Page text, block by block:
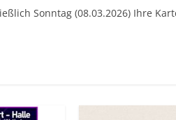
Sonntag (08.03.2026) Ihre